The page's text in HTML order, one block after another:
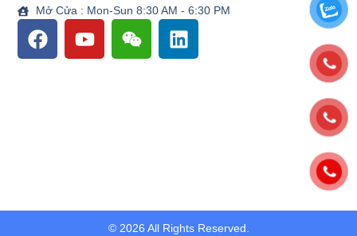
Mở Cửa : Mon-Sun 8:30 AM - 6:30 PM
© 2026 All Rights Reserved.